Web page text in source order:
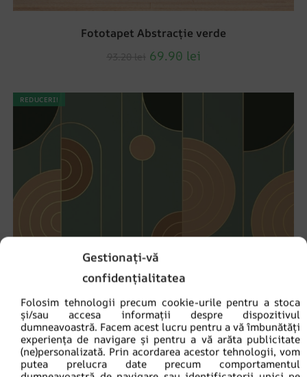
Gestionați-vă
confidențialitatea
Folosim tehnologii precum cookie-urile pentru a stoca
și/sau accesa informații despre dispozitivul
dumneavoastră. Facem acest lucru pentru a vă îmbunătăți
experiența de navigare și pentru a vă arăta publicitate
(ne)personalizată. Prin acordarea acestor tehnologii, vom
putea prelucra date precum comportamentul
Fototapet Abstracție verde
69.90 lei
REDUCERI!